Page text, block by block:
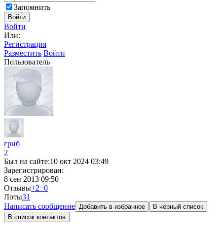
Запомнить
Войти
Войти
Или:
Регистрация
Разместить Войти
Пользователь
гриб
2
Был на сайте:10 окт 2024 03:49
Зарегистрирован:
8 сен 2013 09:50
Отзывы+2−0
Лоты31
Написать сообщение Добавить в избранное
В чёрный список
В список контактов